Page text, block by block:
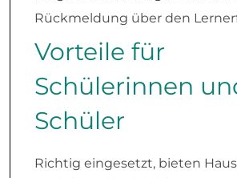
Rückmeldung über den
Vorteile für
Schülerinnen
Schüler
Richtig eingesetzt, bieten